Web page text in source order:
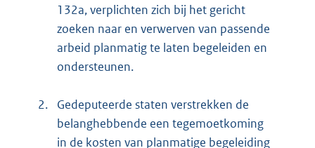
132a, verplichten zich bij het gericht
zoeken naar en verwerven van passende
arbeid planmatig te laten begeleiden en
ondersteunen.
2.
Gedeputeerde staten verstrekken de
belanghebbende een tegemoetkoming
in de kosten van planmatige begeleiding